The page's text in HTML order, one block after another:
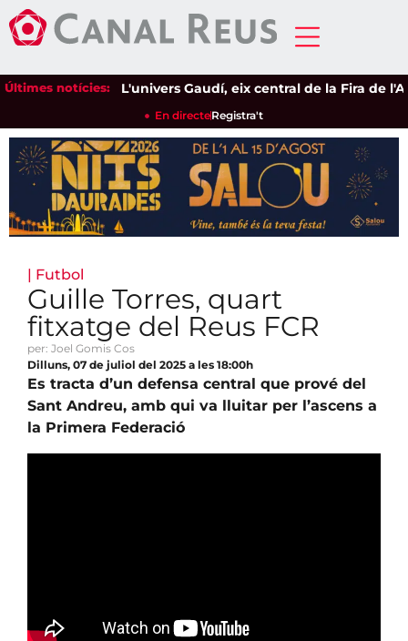
Últimes notícies:L'univers Gaudí, eix central de la Fira de
En directeRegistra't
| Futbol
Guille Torres, quart
fitxatge del Reus FCR
per: Joel Gomis Cos
Dilluns, 07 de juliol del 2025 a les 18:00h
Es tracta d’un defensa central que prové del
Sant Andreu, amb qui va lluitar per l’ascens a
la Primera Federació